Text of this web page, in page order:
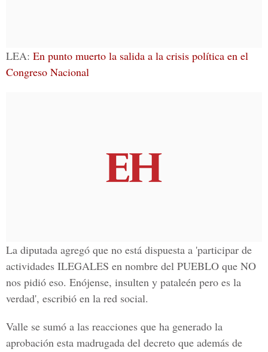
LEA: En punto muerto la salida a la crisis política en el
Congreso Nacional
La diputada agregó que no está dispuesta a 'participar de
actividades ILEGALES en nombre del PUEBLO que NO
nos pidió eso. Enójense, insulten y pataleén pero es la
verdad', escribió en la red social.
Valle se sumó a las reacciones que ha generado la
aprobación esta madrugada del decreto que además de